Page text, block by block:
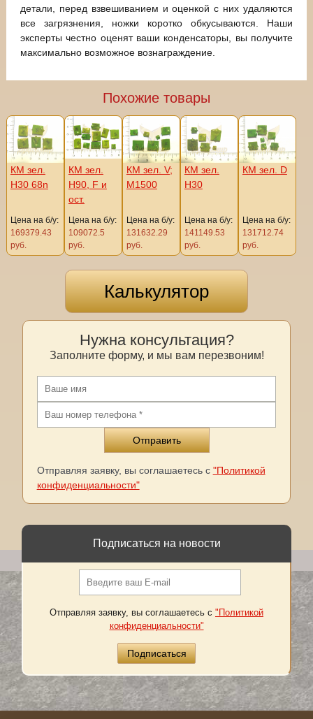
детали, перед взвешиванием и оценкой с них удаляются
все загрязнения, ножки коротко обкусываются. Наши
эксперты честно оценят ваши конденсаторы, вы получите
максимально возможное вознаграждение.
Похожие товары
КМ зел.
Н30 68n
Цена на б/у:
169379.43
руб.
КМ зел.
Н90, F и
ост.
Цена на б/у:
109072.5
руб.
КМ зел. V;
М1500
Цена на б/у:
131632.29
руб.
КМ зел.
Н30
Цена на б/у:
141149.53
руб.
КМ зел. D
Цена на б/у:
131712.74
руб.
Калькулятор
Нужна консультация?
Заполните форму, и мы вам перезвоним!
Отправляя заявку, вы соглашаетесь с "Политикой
конфиденциальности"
Подписаться на новости
Отправляя заявку, вы соглашаетесь с "Политикой
конфиденциальности"